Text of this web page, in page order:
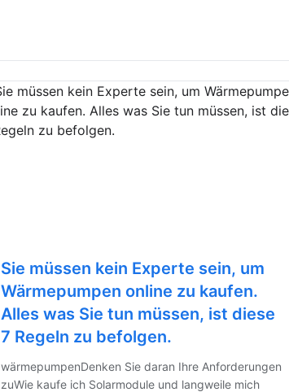
Sie müssen kein Experte sein, um
Wärmepumpen online zu kaufen.
Alles was Sie tun müssen, ist diese
7 Regeln zu befolgen.
wärmepumpenDenken Sie daran Ihre Anforderungen
zuWie kaufe ich Solarmodule und langweile mich